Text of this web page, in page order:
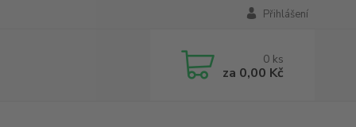
Přihlášení
0 ks
za 0,00 Kč